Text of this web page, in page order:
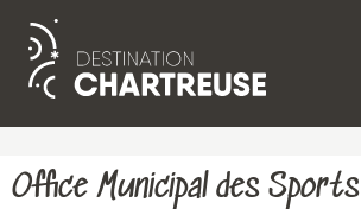
Aller
principal
Office Municipal des Sports